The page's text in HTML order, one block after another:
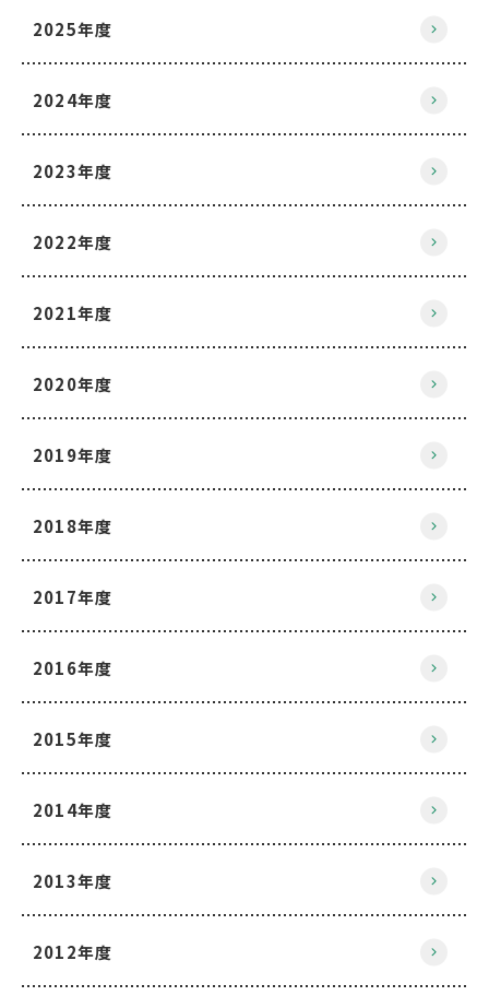
2025年度
2024年度
2023年度
2022年度
2021年度
2020年度
2019年度
2018年度
2017年度
2016年度
2015年度
2014年度
2013年度
2012年度